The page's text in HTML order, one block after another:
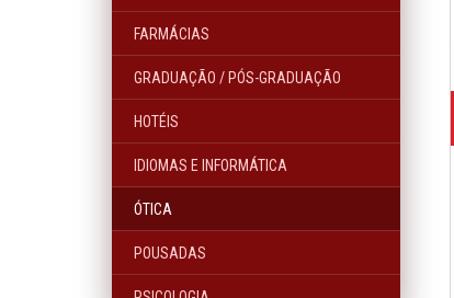
FARMÁCIAS
GRADUAÇÃO / PÓS-GRADUAÇÃO
HOTÉIS
IDIOMAS E INFORMÁTICA
ÓTICA
POUSADAS